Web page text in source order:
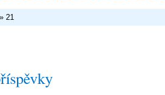
» 21